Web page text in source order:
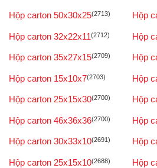
Hộp carton 50x30x25(2713) Hộp
Hộp carton 32x22x11(2712) Hộp
Hộp carton 35x27x15(2709) Hộp
Hộp carton 15x10x7(2703) Hộp
Hộp carton 25x15x30(2700) Hộp
Hộp carton 46x36x36(2700) Hộp
Hộp carton 30x33x10(2691) Hộp
Hộp carton 25x15x10(2688) Hộp